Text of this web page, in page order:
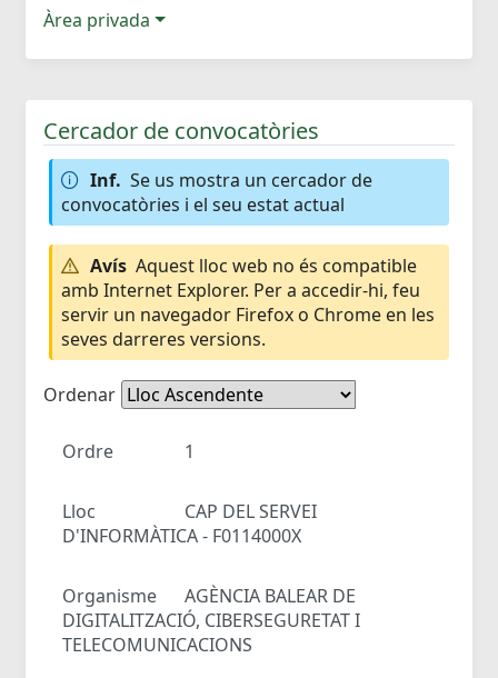
Àrea privada
Cercador de convocatòries
Inf. Se us mostra un cercador de
convocatòries i el seu estat actual
Avís Aquest lloc web no és compatible
amb Internet Explorer. Per a accedir-hi, feu
servir un navegador Firefox o Chrome en les
seves darreres versions.
Ordenar
Ordre 1
Lloc
CAP DEL SERVEI
D'INFORMÀTICA - F0114000X
Organisme
AGÈNCIA BALEAR DE
DIGITALITZACIÓ, CIBERSEGURETAT I
TELECOMUNICACIONS